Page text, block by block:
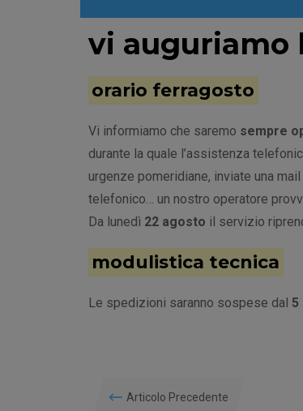
vi auguriamo
orario ferragosto
Vi informiamo che saremo sempre
durante la quale l’assistenza
urgenze pomeridiane, inviate una mail
telefonico… un nostro operatore
Da lunedì 22 agosto il servizio
modulistica tecnica
Le spedizioni saranno sospese dal 5
Articolo Precedente